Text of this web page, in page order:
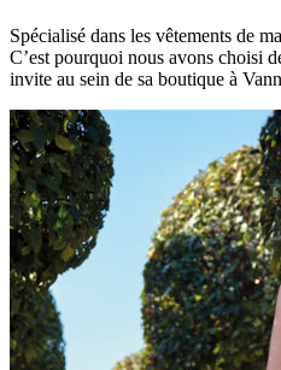
Spécialisé dans les vêtements de
C’est pourquoi nous avons choisi
invite au sein de sa boutique à